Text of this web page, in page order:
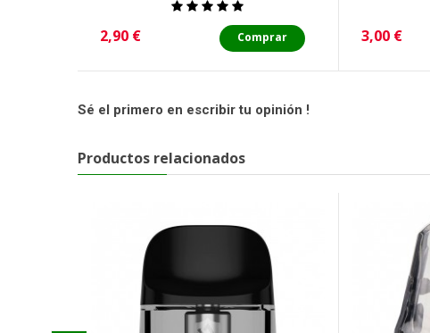
Precio
2,90 € Comprar Precio
3,00 €
Sé el primero en escribir tu opinión !
Productos relacionados